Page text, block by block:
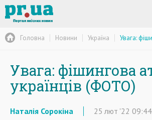
Головна Новини Україна Увага:
Увага: фішингова
українців (ФОТО)
Наталія Сорокіна 25 лют '22 09:44